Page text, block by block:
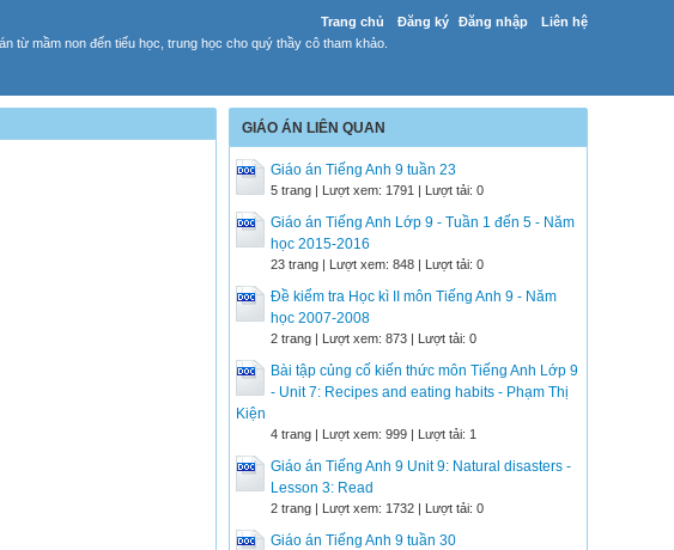
Trang chủ Đăng ký Đăng nhập Liên hệ
từ mầm non đến tiểu học, trung học cho quý thầy cô tham khảo.
GIÁO ÁN LIÊN QUAN
Giáo án Tiếng Anh 9 tuần 23
5 trang | Lượt xem: 1791 | Lượt tải: 0
Giáo án Tiếng Anh Lớp 9 - Tuần 1 đến 5 - Năm
học 2015-2016
23 trang | Lượt xem: 848 | Lượt tải: 0
Đề kiểm tra Học kì II môn Tiếng Anh 9 - Năm
học 2007-2008
2 trang | Lượt xem: 873 | Lượt tải: 0
Bài tập củng cố kiến thức môn Tiếng Anh Lớp 9
- Unit 7: Recipes and eating habits - Phạm Thị
Kiện
4 trang | Lượt xem: 999 | Lượt tải: 1
Giáo án Tiếng Anh 9 Unit 9: Natural disasters -
Lesson 3: Read
2 trang | Lượt xem: 1732 | Lượt tải: 0
Giáo án Tiếng Anh 9 tuần 30